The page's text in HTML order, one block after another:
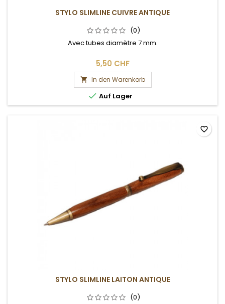
STYLO SLIMLINE CUIVRE ANTIQUE
(0)
Avec tubes diamètre 7 mm.
5,50 CHF
 In den Warenkorb
 Auf Lager
STYLO SLIMLINE LAITON ANTIQUE
(0)
favorite_border